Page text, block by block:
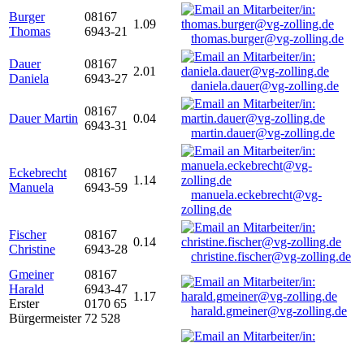
Burger
Thomas
08167
6943-21
1.09
thomas.burger@vg-zolling.de
Dauer
Daniela
08167
6943-27
2.01
daniela.dauer@vg-zolling.de
Dauer Martin
08167
6943-31
0.04
martin.dauer@vg-zolling.de
Eckebrecht
Manuela
08167
6943-59
1.14
manuela.eckebrecht@vg-
zolling.de
Fischer
Christine
08167
6943-28
0.14
christine.fischer@vg-zolling.de
Gmeiner
Harald
Erster
Bürgermeister
08167
6943-47
0170 65
72 528
1.17
harald.gmeiner@vg-zolling.de